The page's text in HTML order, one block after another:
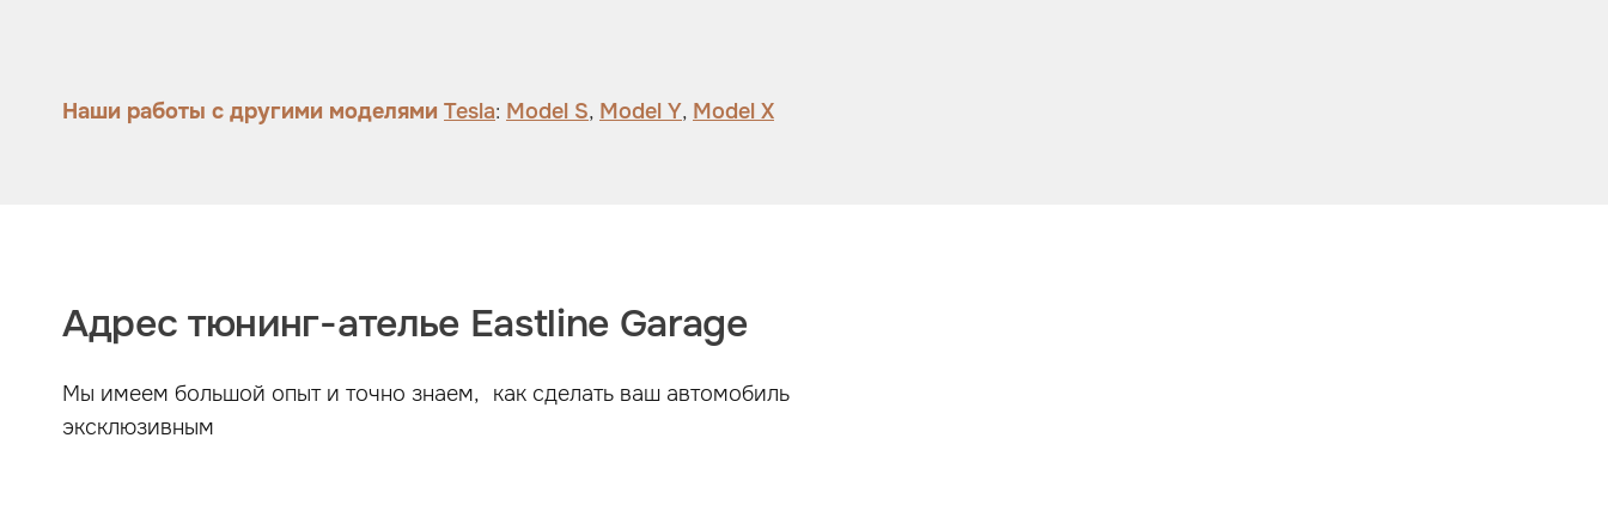
Наши работы с другими моделями Tesla: Model S, Model Y, Model X
Адрес тюнинг-ателье Eastline Garage
Мы имеем большой опыт и точно знаем, как сделать ваш автомобиль
эксклюзивным